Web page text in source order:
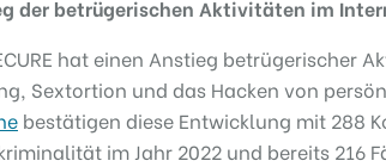
der betrügerischen Aktivitäten im
hat einen Anstieg
Sextortion und das Hacken von
bestätigen diese Entwicklung mit 288
im Jahr 2022 und bereits 216